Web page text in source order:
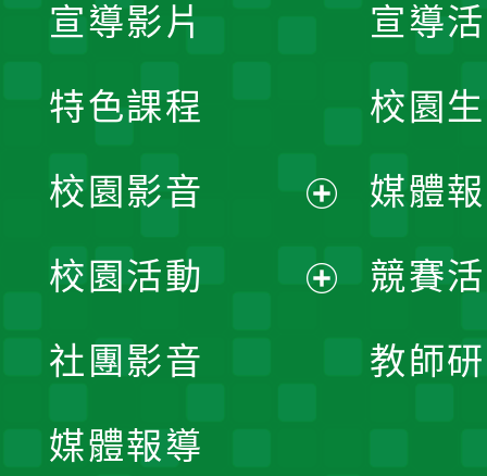
宣導
校園
媒體
競賽
教師
宣導影片
特色課程
校園影音
開
校園活動
社團影音
媒體報導